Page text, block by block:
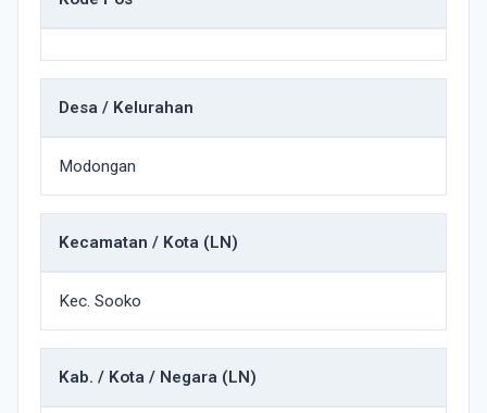
Desa / Kelurahan
Modongan
Kecamatan / Kota (LN)
Kec. Sooko
Kab. / Kota / Negara (LN)